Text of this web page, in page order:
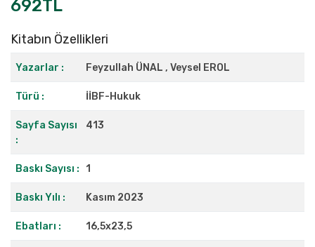
692TL
Kitabın Özellikleri
Yazarlar : Feyzullah ÜNAL , Veysel EROL
Türü : İİBF-Hukuk
Sayfa Sayısı
:
413
Baskı Sayısı : 1
Baskı Yılı : Kasım 2023
Ebatları : 16,5x23,5